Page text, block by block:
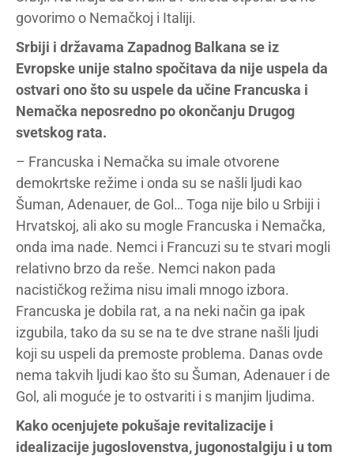
govorimo o Nemačkoj i Italiji.
Srbiji i državama Zapadnog Balkana se iz
Evropske unije stalno spočitava da nije uspela da
ostvari ono što su uspele da učine Francuska i
Nemačka neposredno po okončanju Drugog
svetskog rata.
– Francuska i Nemačka su imale otvorene
demokrtske režime i onda su se našli ljudi kao
Šuman, Adenauer, de Gol… Toga nije bilo u Srbiji i
Hrvatskoj, ali ako su mogle Francuska i Nemačka,
onda ima nade. Nemci i Francuzi su te stvari mogli
relativno brzo da reše. Nemci nakon pada
nacističkog režima nisu imali mnogo izbora.
Francuska je dobila rat, a na neki način ga ipak
izgubila, tako da su se na te dve strane našli ljudi
koji su uspeli da premoste problema. Danas ovde
nema takvih ljudi kao što su Šuman, Adenauer i de
Gol, ali moguće je to ostvariti i s manjim ljudima.
Kako ocenjujete pokušaje revitalizacije i
idealizacije jugoslovenstva, jugonostalgiju i u tom